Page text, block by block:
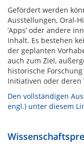
Gefördert werden
Ausstellungen, Oral-
’Apps’ oder andere
Inhalt. Es bestehen
der geplanten
auch zum Ziel,
historische
Initiativen oder
Den vollständigen
engl.) unter diesem